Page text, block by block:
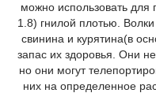
можно использовать для
1.8) гнилой плотью.
свинина и курятина(в
запас их здоровья. Они
но они могут
них на определенное